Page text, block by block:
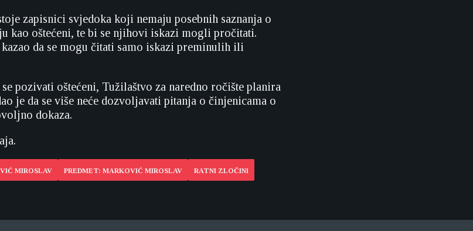
zapisnici svjedoka koji nemaju posebnih saznanja o
kao oštećeni, te bi se njihovi iskazi mogli pročitati.
da se mogu čitati samo iskazi preminulih ili
pozivati oštećeni, Tužilaštvo za naredno ročište planira
je da se više neće dozvoljavati pitanja o činjenicama o
dokaza.
MIROSLAV PREDMET: MARKOVIĆ MIROSLAV RATNI ZLOČINI